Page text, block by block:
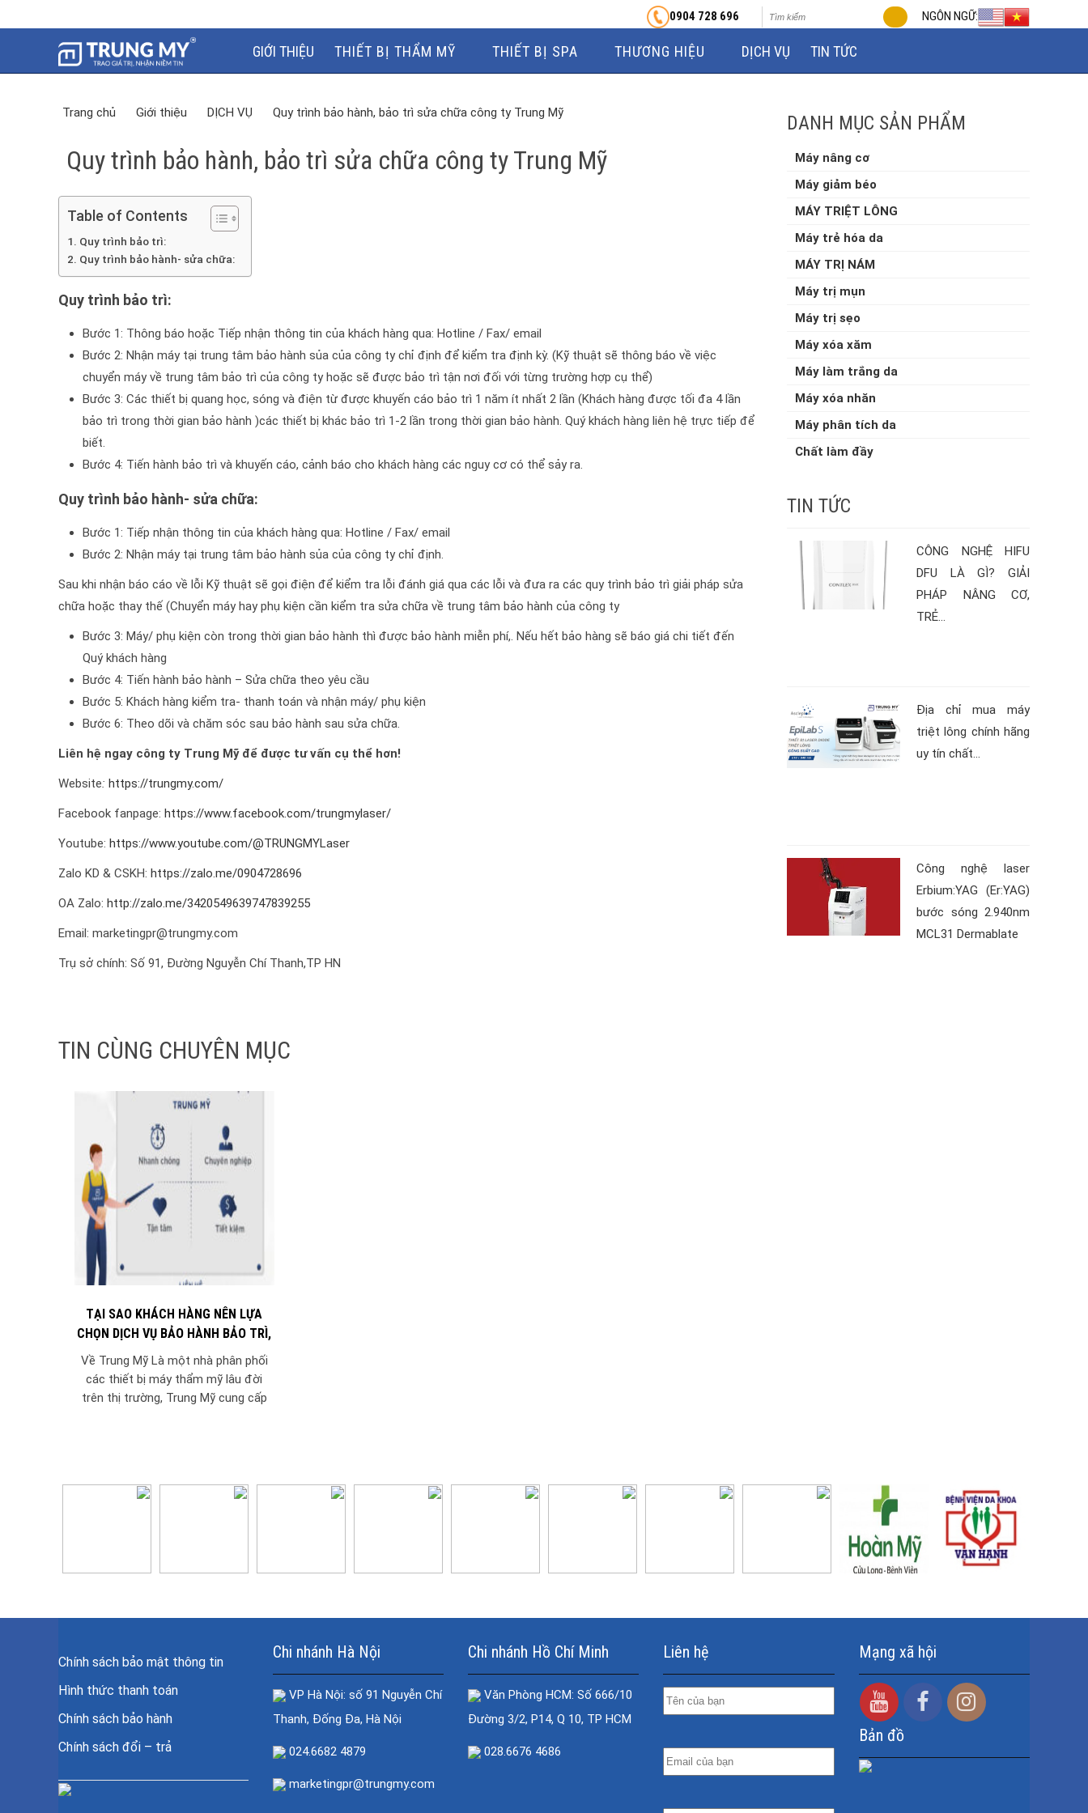
NGÔN NGỮ:
0904 728 696
GIỚI THIỆU THIẾT BỊ THẨM MỸ THIẾT BỊ SPA THƯƠNG HIỆU DỊCH VỤ TIN TỨC
Trang chủ Giới thiệu DỊCH VỤ Quy trình bảo hành, bảo trì sửa chữa công ty Trung Mỹ
Quy trình bảo hành, bảo trì sửa chữa công ty Trung Mỹ
Table of Contents
Quy trình bảo trì:
Quy trình bảo hành- sửa chữa:
Quy trình bảo trì:
Bước 1: Thông báo hoặc Tiếp nhận thông tin của khách hàng qua: Hotline / Fax/ email
Bước 2: Nhận máy tại trung tâm bảo hành sủa của công ty chỉ định để kiểm tra định kỳ. (Kỹ thuật sẽ thông báo về việc
chuyển máy về trung tâm bảo trì của công ty hoặc sẽ được bảo trì tận nơi đối với từng trường hợp cụ thể)
Bước 3: Các thiết bị quang học, sóng và điện từ được khuyến cáo bảo trì 1 năm ít nhất 2 lần (Khách hàng được tối đa 4 lần
bảo trì trong thời gian bảo hành )các thiết bị khác bảo trì 1-2 lần trong thời gian bảo hành. Quý khách hàng liên hệ trực tiếp để
biết.
Bước 4: Tiến hành bảo trì và khuyến cáo, cảnh báo cho khách hàng các nguy cơ có thể sảy ra.
Quy trình bảo hành- sửa chữa:
Bước 1: Tiếp nhận thông tin của khách hàng qua: Hotline / Fax/ email
Bước 2: Nhận máy tại trung tâm bảo hành sủa của công ty chỉ định.
Sau khi nhận báo cáo về lỗi Kỹ thuật sẽ gọi điện để kiểm tra lỗi đánh giá qua các lỗi và đưa ra các quy trình bảo trì giải pháp sửa
chữa hoặc thay thế (Chuyển máy hay phụ kiện cần kiểm tra sửa chữa về trung tâm bảo hành của công ty
Bước 3: Máy/ phụ kiện còn trong thời gian bảo hành thì được bảo hành miễn phí,. Nếu hết bảo hàng sẽ báo giá chi tiết đến
Quý khách hàng
Bước 4: Tiến hành bảo hành – Sửa chữa theo yêu cầu
Bước 5: Khách hàng kiểm tra- thanh toán và nhận máy/ phụ kiện
Bước 6: Theo dõi và chăm sóc sau bảo hành sau sửa chữa.
Liên hệ ngay công ty Trung Mỹ để được tư vấn cụ thể hơn!
Website: https://trungmy.com/
Facebook fanpage: https://www.facebook.com/trungmylaser/
Youtube: https://www.youtube.com/@TRUNGMYLaser
Zalo KD & CSKH: https://zalo.me/0904728696
OA Zalo: http://zalo.me/3420549639747839255
Email: marketingpr@trungmy.com
Trụ sở chính: Số 91, Đường Nguyễn Chí Thanh,TP HN
TIN CÙNG CHUYÊN MỤC
TẠI SAO KHÁCH HÀNG NÊN LỰA
CHỌN DỊCH VỤ BẢO HÀNH BẢO TRÌ,
SỬA CHỮA CỦA TRUNG MỸ?
Về Trung Mỹ Là một nhà phân phối
các thiết bị máy thẩm mỹ lâu đời
trên thị trường, Trung Mỹ cung cấp
DANH MỤC SẢN PHẨM
Máy nâng cơ
Máy giảm béo
MÁY TRIỆT LÔNG
Máy trẻ hóa da
MÁY TRỊ NÁM
Máy trị mụn
Máy trị sẹo
Máy xóa xăm
Máy làm trắng da
Máy xóa nhăn
Máy phân tích da
Chất làm đầy
TIN TỨC
CÔNG NGHỆ HIFU
DFU LÀ GÌ? GIẢI
PHÁP NÂNG CƠ,
TRẺ...
Địa chỉ mua máy
triệt lông chính hãng
uy tín chất...
Công nghệ laser
Erbium:YAG (Er:YAG)
bước sóng 2.940nm
MCL31 Dermablate
Chính sách bảo mật thông tin
Hình thức thanh toán
Chính sách bảo hành
Chính sách đổi – trả
Chi nhánh Hà Nội
VP Hà Nội: số 91 Nguyễn Chí
Thanh, Đống Đa, Hà Nội
024.6682 4879
marketingpr@trungmy.com
Chi nhánh Hồ Chí Minh
Văn Phòng HCM: Số 666/10
Đường 3/2, P14, Q 10, TP HCM
028.6676 4686
Liên hệ Mạng xã hội
Bản đồ